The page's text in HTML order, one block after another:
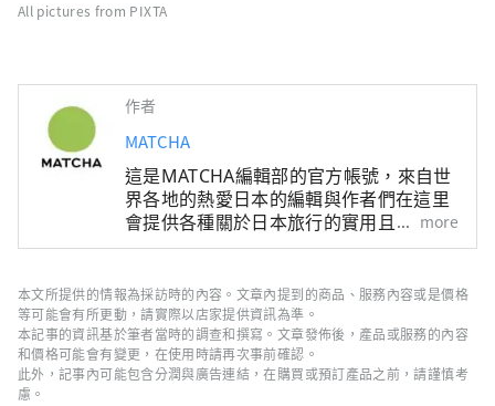
All pictures from PIXTA
作者
MATCHA
這是MATCHA編輯部的官方帳號，來自世
界各地的熱愛日本的編輯與作者們在這里
會提供各種關於日本旅行的實用且有趣的
資訊。關於文章內容，也是由MATCHA編
富的旅遊情報後，根據這些資訊來撰寫文
章。
more
本文所提供的情報為採訪時的內容。文章內提到的商品、服務內容或是價格
等可能會有所更動，請實際以店家提供資訊為準。
本記事的資訊基於筆者當時的調查和撰寫。文章發佈後，產品或服務的內容
和價格可能會有變更，在使用時請再次事前確認。
此外，記事內可能包含分潤與廣告連結，在購買或預訂產品之前，請謹慎考
慮。